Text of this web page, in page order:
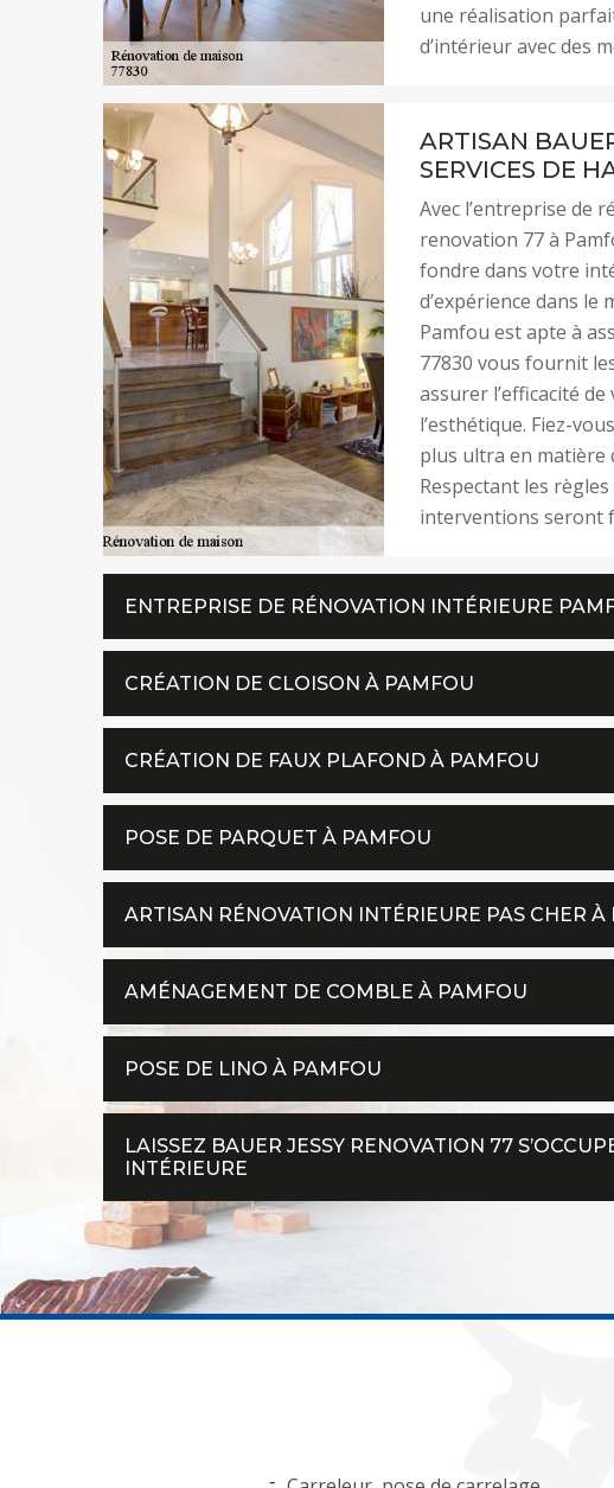
une réalisation
d’intérieur avec des
ARTISAN
SERVICES DE
Avec l’entreprise de
renovation 77 à
fondre dans votre
d’expérience dans
Pamfou est apte à
77830 vous fournit
assurer l’efficacité
l’esthétique. Fiez-
plus ultra en matière
Respectant les
interventions seront
ENTREPRISE DE RÉNOVATION INTÉRIEURE
CRÉATION DE CLOISON À PAMFOU
CRÉATION DE FAUX PLAFOND À PAMFOU
POSE DE PARQUET À PAMFOU
ARTISAN RÉNOVATION INTÉRIEURE PAS CHER À
AMÉNAGEMENT DE COMBLE À PAMFOU
POSE DE LINO À PAMFOU
LAISSEZ BAUER JESSY RENOVATION 77
INTÉRIEURE